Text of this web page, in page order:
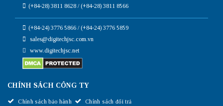
(+84-28) 3811 8628 / (+84-28) 3811 8566
(+84-24) 3776 5866 / (+84-24) 3776 5859
sales@digitechjsc.com.vn
www.digitechjsc.net
CHÍNH SÁCH CÔNG TY
Chính sách bảo hành Chính sách đổi trả